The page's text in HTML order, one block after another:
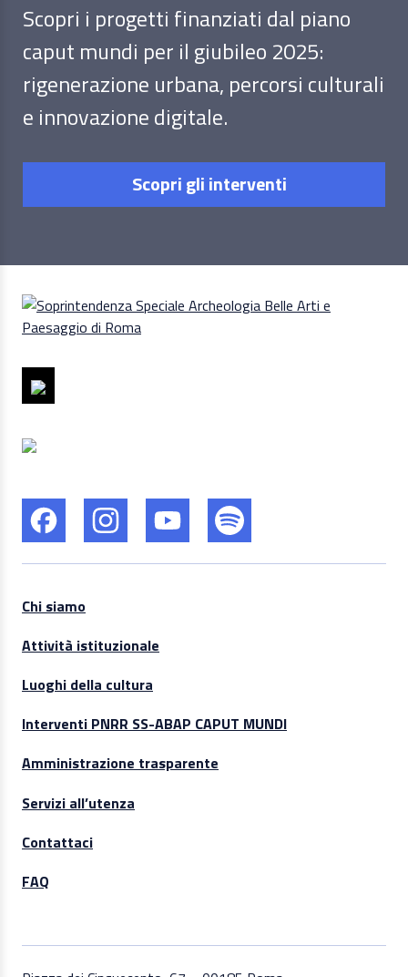
Scopri i progetti finanziati dal piano
caput mundi per il giubileo 2025:
rigenerazione urbana, percorsi culturali
e innovazione digitale.
Scopri gli interventi
Chi siamo
Attività istituzionale
Luoghi della cultura
Interventi PNRR SS-ABAP CAPUT MUNDI
Amministrazione trasparente
Servizi all’utenza
Contattaci
FAQ